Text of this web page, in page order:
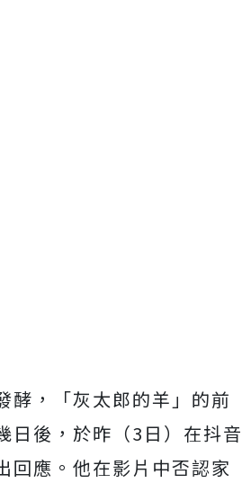
酵，「灰太郎的羊」的前
日後，於昨（3日）在抖音
回應。他在影片中否認家